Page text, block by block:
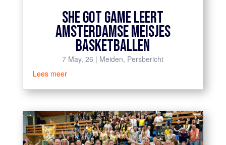
SHE GOT GAME LEERT
AMSTERDAMSE MEISJES
BASKETBALLEN
7 May, 26 | Meiden, Persbericht
Lees meer